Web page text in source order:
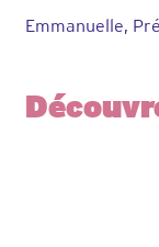
Emmanuelle,